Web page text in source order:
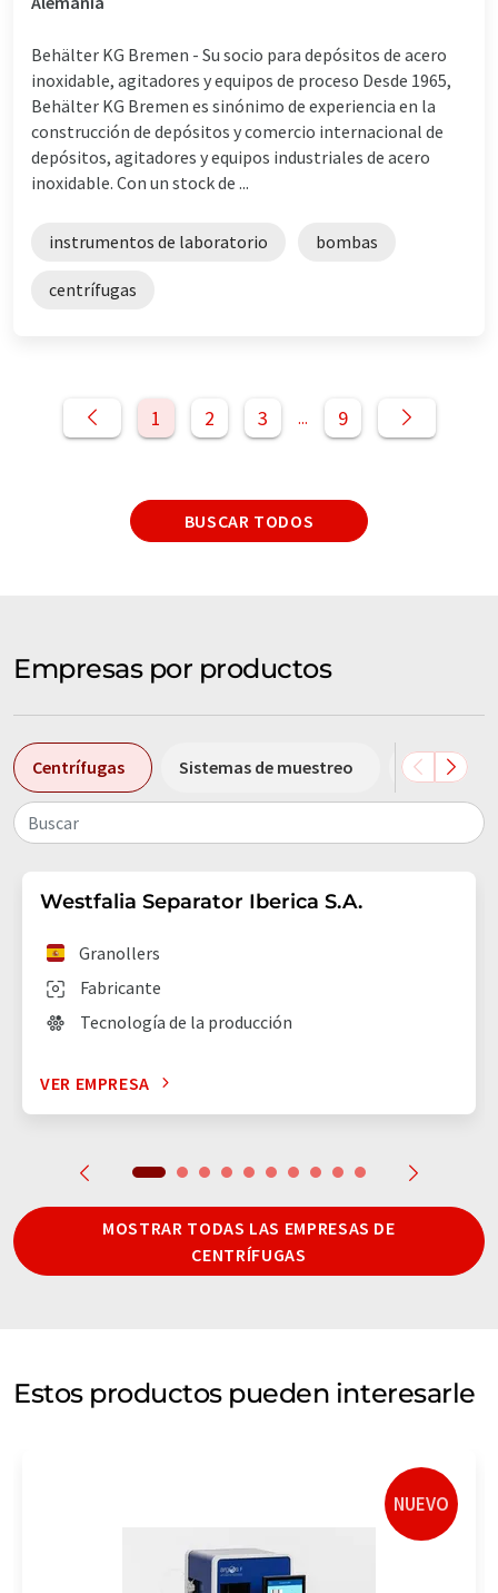
Behälter KG Bremen - Su socio para depósitos de acero
inoxidable, agitadores y equipos de proceso Desde 1965,
Behälter KG Bremen es sinónimo de experiencia en la
construcción de depósitos y comercio internacional de
depósitos, agitadores y equipos industriales de acero
inoxidable. Con un stock de ...
instrumentos de laboratorio bombas
centrífugas
1 2 3 ... 9
BUSCAR TODOS
Empresas por productos
Centrífugas Sistemas de muestreo
Buscar
Westfalia Separator Iberica S.A.
Fabricante
Granollers
Tecnología de la producción
VER EMPRESA
MOSTRAR TODAS LAS EMPRESAS DE
CENTRÍFUGAS
Estos productos pueden interesarle
NUEVO